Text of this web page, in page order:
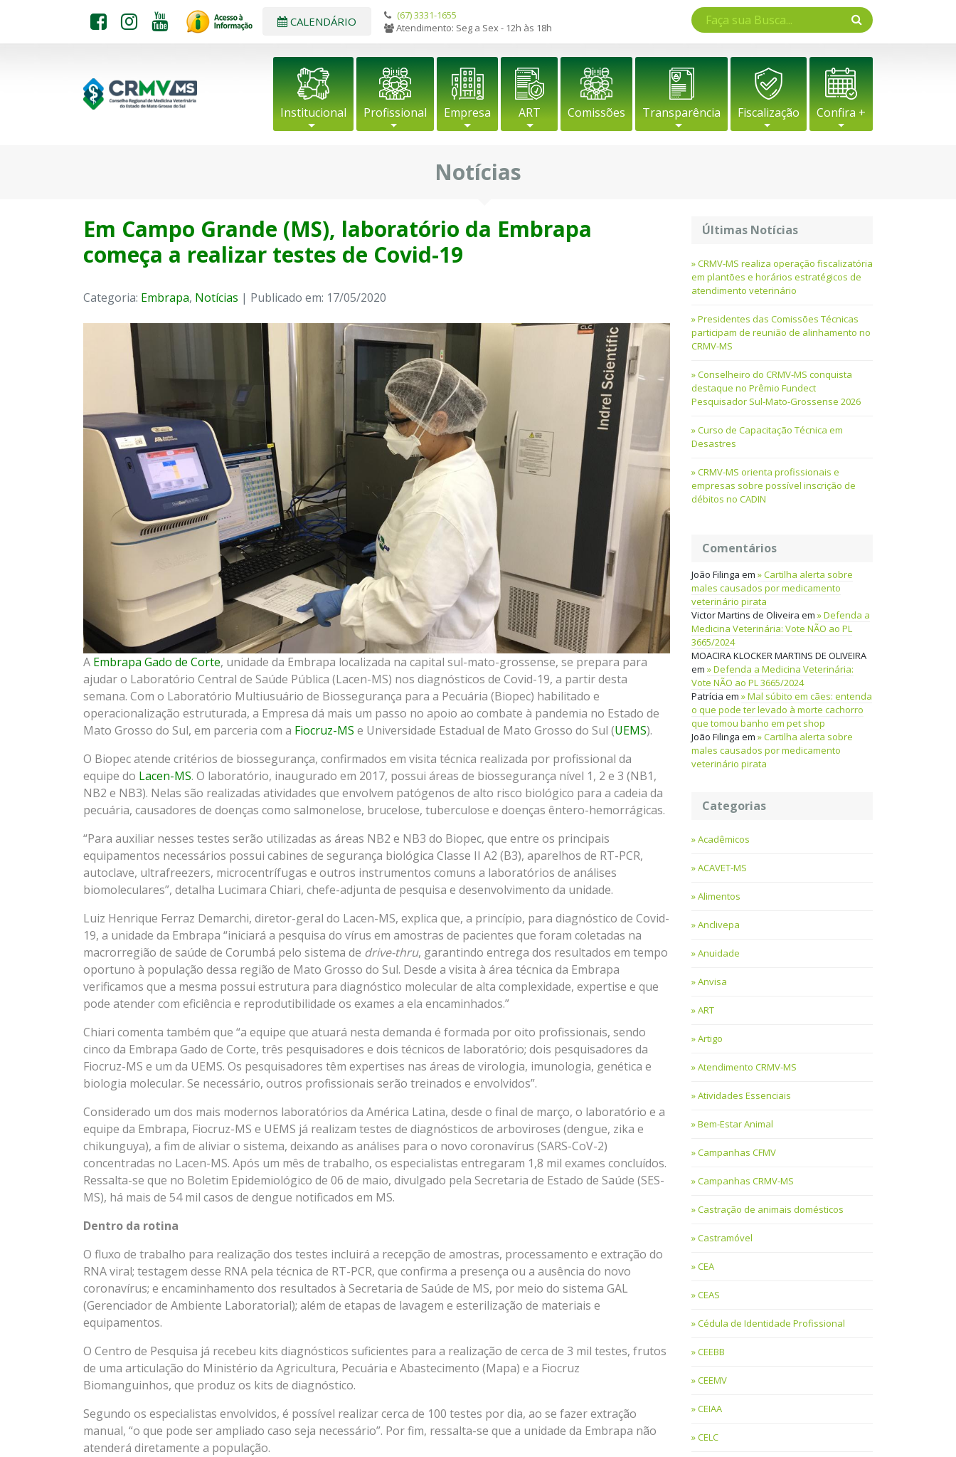
CALENDÁRIO
(67) 3331-1655
Atendimento: Seg a Sex - 12h às 18h
Institucional Profissional Empresa ART Comissões Transparência Fiscalização Confira +
Notícias
Em Campo Grande (MS), laboratório da Embrapa
começa a realizar testes de Covid-19
Categoria: Embrapa, Notícias | Publicado em: 17/05/2020
A Embrapa Gado de Corte, unidade da Embrapa localizada na capital sul-mato-grossense, se prepara para
ajudar o Laboratório Central de Saúde Pública (Lacen-MS) nos diagnósticos de Covid-19, a partir desta
semana. Com o Laboratório Multiusuário de Biossegurança para a Pecuária (Biopec) habilitado e
operacionalização estruturada, a Empresa dá mais um passo no apoio ao combate à pandemia no Estado de
Mato Grosso do Sul, em parceria com a Fiocruz-MS e Universidade Estadual de Mato Grosso do Sul (UEMS).
O Biopec atende critérios de biossegurança, confirmados em visita técnica realizada por profissional da
equipe do Lacen-MS. O laboratório, inaugurado em 2017, possui áreas de biossegurança nível 1, 2 e 3 (NB1,
NB2 e NB3). Nelas são realizadas atividades que envolvem patógenos de alto risco biológico para a cadeia da
pecuária, causadores de doenças como salmonelose, brucelose, tuberculose e doenças êntero-hemorrágicas.
“Para auxiliar nesses testes serão utilizadas as áreas NB2 e NB3 do Biopec, que entre os principais
equipamentos necessários possui cabines de segurança biológica Classe II A2 (B3), aparelhos de RT-PCR,
autoclave, ultrafreezers, microcentrífugas e outros instrumentos comuns a laboratórios de análises
biomoleculares”, detalha Lucimara Chiari, chefe-adjunta de pesquisa e desenvolvimento da unidade.
Luiz Henrique Ferraz Demarchi, diretor-geral do Lacen-MS, explica que, a princípio, para diagnóstico de Covid-
19, a unidade da Embrapa “iniciará a pesquisa do vírus em amostras de pacientes que foram coletadas na
macrorregião de saúde de Corumbá pelo sistema de drive-thru, garantindo entrega dos resultados em tempo
oportuno à população dessa região de Mato Grosso do Sul. Desde a visita à área técnica da Embrapa
verificamos que a mesma possui estrutura para diagnóstico molecular de alta complexidade, expertise e que
pode atender com eficiência e reprodutibilidade os exames a ela encaminhados.”
Chiari comenta também que “a equipe que atuará nesta demanda é formada por oito profissionais, sendo
cinco da Embrapa Gado de Corte, três pesquisadores e dois técnicos de laboratório; dois pesquisadores da
Fiocruz-MS e um da UEMS. Os pesquisadores têm expertises nas áreas de virologia, imunologia, genética e
biologia molecular. Se necessário, outros profissionais serão treinados e envolvidos”.
Considerado um dos mais modernos laboratórios da América Latina, desde o final de março, o laboratório e a
equipe da Embrapa, Fiocruz-MS e UEMS já realizam testes de diagnósticos de arboviroses (dengue, zika e
chikunguya), a fim de aliviar o sistema, deixando as análises para o novo coronavírus (SARS-CoV-2)
concentradas no Lacen-MS. Após um mês de trabalho, os especialistas entregaram 1,8 mil exames concluídos.
Ressalta-se que no Boletim Epidemiológico de 06 de maio, divulgado pela Secretaria de Estado de Saúde (SES-
MS), há mais de 54 mil casos de dengue notificados em MS.
Dentro da rotina
O fluxo de trabalho para realização dos testes incluirá a recepção de amostras, processamento e extração do
RNA viral; testagem desse RNA pela técnica de RT-PCR, que confirma a presença ou a ausência do novo
coronavírus; e encaminhamento dos resultados à Secretaria de Saúde de MS, por meio do sistema GAL
(Gerenciador de Ambiente Laboratorial); além de etapas de lavagem e esterilização de materiais e
equipamentos.
O Centro de Pesquisa já recebeu kits diagnósticos suficientes para a realização de cerca de 3 mil testes, frutos
de uma articulação do Ministério da Agricultura, Pecuária e Abastecimento (Mapa) e a Fiocruz
Biomanguinhos, que produz os kits de diagnóstico.
Segundo os especialistas envolvidos, é possível realizar cerca de 100 testes por dia, ao se fazer extração
manual, “o que pode ser ampliado caso seja necessário”. Por fim, ressalta-se que a unidade da Embrapa não
atenderá diretamente a população.
Últimas Notícias
CRMV-MS realiza operação fiscalizatória
em plantões e horários estratégicos de
atendimento veterinário
Presidentes das Comissões Técnicas
participam de reunião de alinhamento no
CRMV-MS
Conselheiro do CRMV-MS conquista
destaque no Prêmio Fundect
Pesquisador Sul-Mato-Grossense 2026
Curso de Capacitação Técnica em
Desastres
CRMV-MS orienta profissionais e
empresas sobre possível inscrição de
débitos no CADIN
Comentários
João Filinga em
Cartilha alerta sobre
males causados por medicamento
veterinário pirata
Victor Martins de Oliveira em
Defenda a
Medicina Veterinária: Vote NÃO ao PL
3665/2024
MOACIRA KLOCKER MARTINS DE OLIVEIRA
em
Defenda a Medicina Veterinária:
Vote NÃO ao PL 3665/2024
Patrícia em
Mal súbito em cães: entenda
o que pode ter levado à morte cachorro
que tomou banho em pet shop
João Filinga em
Cartilha alerta sobre
males causados por medicamento
veterinário pirata
Categorias
Acadêmicos
ACAVET-MS
Alimentos
Anclivepa
Anuidade
Anvisa
ART
Artigo
Atendimento CRMV-MS
Atividades Essenciais
Bem-Estar Animal
Campanhas CFMV
Campanhas CRMV-MS
Castração de animais domésticos
Castramóvel
CEA
CEAS
Cédula de Identidade Profissional
CEEBB
CEEMV
CEIAA
CELC